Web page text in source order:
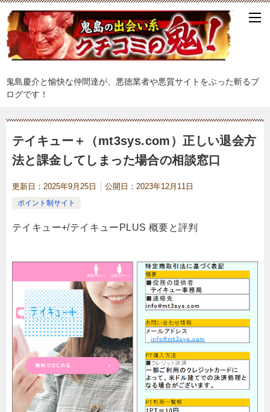
鬼島慶介と愉快な仲間達が、悪徳業者や悪質サイトをぶった斬るブ
ログです！
テイキュー＋（mt3sys.com）正しい退会方
法と課金してしまった場合の相談窓口
更新日： 2025年9月25日 公開日： 2023年12月11日
ポイント制サイト
テイキュー+/テイキューPLUS 概要と評判